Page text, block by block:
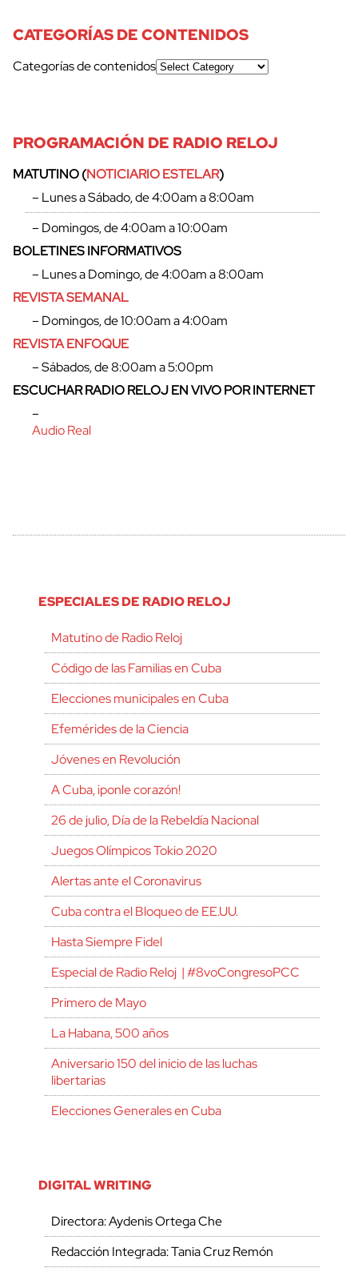
CATEGORÍAS DE CONTENIDOS
Categorías de contenidos
PROGRAMACIÓN DE RADIO RELOJ
MATUTINO (NOTICIARIO ESTELAR)
– Lunes a Sábado, de 4:00am a 8:00am
– Domingos, de 4:00am a 10:00am
BOLETINES INFORMATIVOS
– Lunes a Domingo, de 4:00am a 8:00am
REVISTA SEMANAL
– Domingos, de 10:00am a 4:00am
REVISTA ENFOQUE
– Sábados, de 8:00am a 5:00pm
ESCUCHAR RADIO RELOJ EN VIVO POR INTERNET
–
Audio Real
ESPECIALES DE RADIO RELOJ
Matutino de Radio Reloj
Código de las Familias en Cuba
Elecciones municipales en Cuba
Efemérides de la Ciencia
Jóvenes en Revolución
A Cuba, ¡ponle corazón!
26 de julio, Día de la Rebeldía Nacional
Juegos Olímpicos Tokio 2020
Alertas ante el Coronavirus
Cuba contra el Bloqueo de EE.UU.
Hasta Siempre Fidel
Especial de Radio Reloj | #8voCongresoPCC
Primero de Mayo
La Habana, 500 años
Aniversario 150 del inicio de las luchas
libertarias
Elecciones Generales en Cuba
DIGITAL WRITING
Directora: Aydenis Ortega Che
Redacción Integrada: Tania Cruz Remón